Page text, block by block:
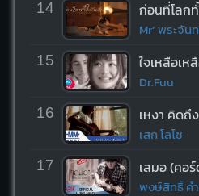
14
Mr’ พระจัน
15 ใจเหลือเ
Dr.Fuu
16 เหงา คิดถึ
เสก โลโซ
17 เสมอ (คอ
พงษ์สิทธิ์ ค